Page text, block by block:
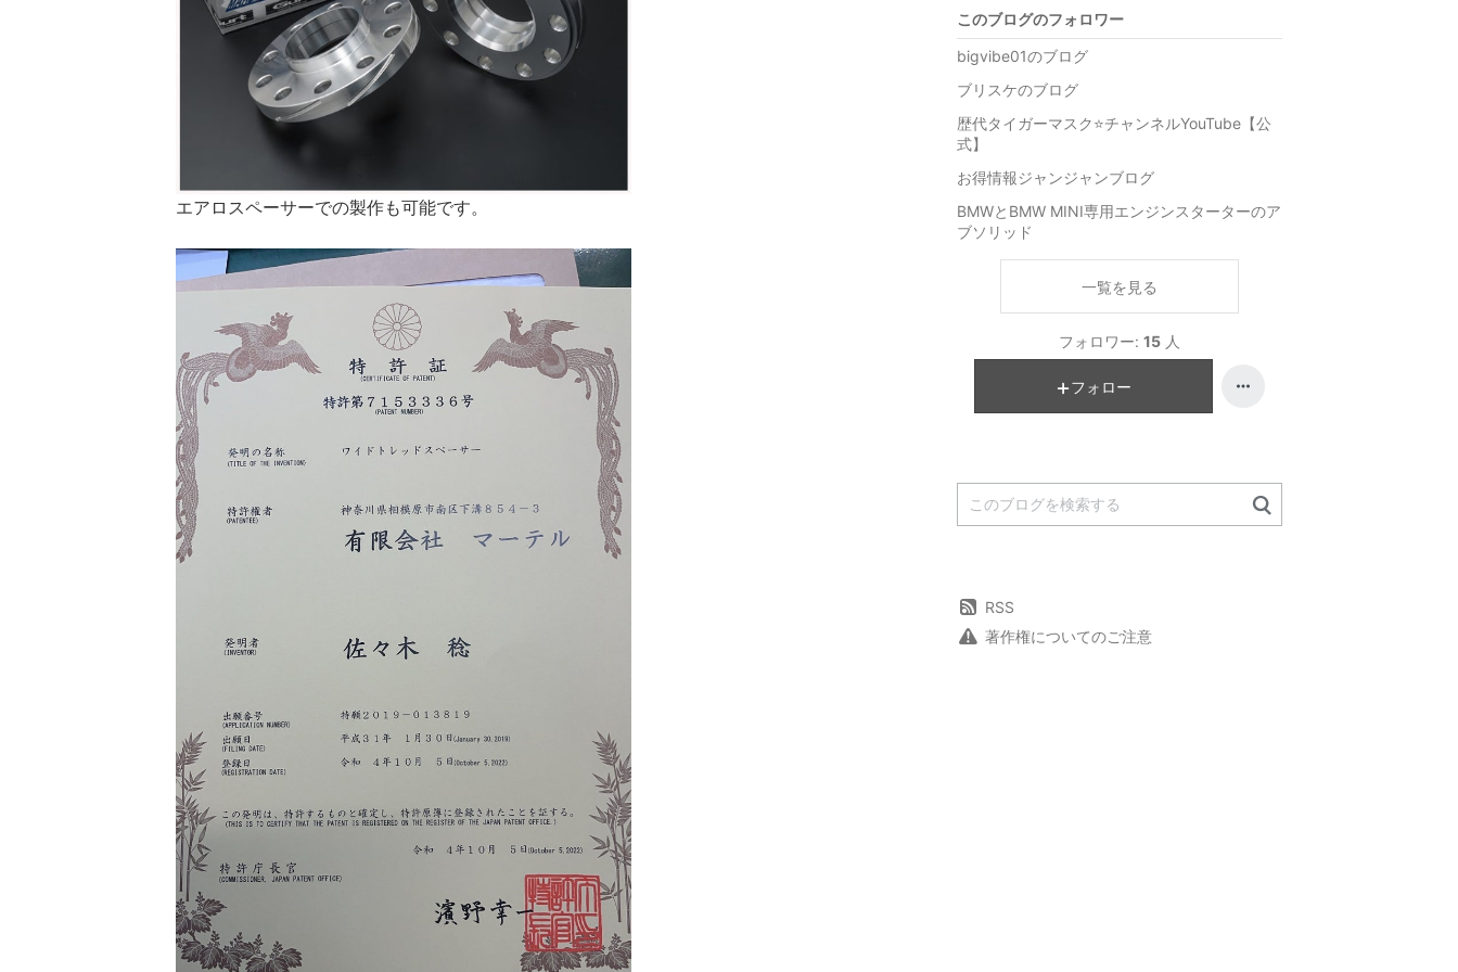
エアロスペーサーでの製作も可能です。
このブログのフォロワー
bigvibe01のブログ
ブリスケのブログ
歴代タイガーマスク⭐️チャンネルYouTube【公
式】
お得情報ジャンジャンブログ
BMWとBMW MINI専用エンジンスターターのア
ブソリッド
一覧を見る
フォロワー: 15 人
フォロー
RSS
著作権についてのご注意